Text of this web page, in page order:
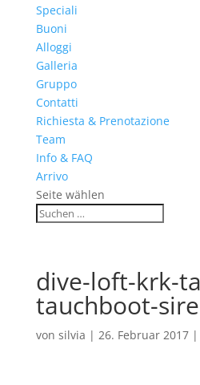
Speciali
Buoni
Alloggi
Galleria
Gruppo
Contatti
Richiesta & Prenotazione
Team
Info & FAQ
Arrivo
Seite wählen
dive-loft-krk-
tauchboot-
von silvia | 26. Februar 2017|